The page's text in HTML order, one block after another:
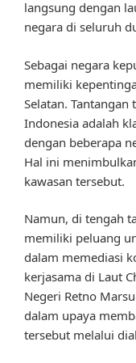
langsung dengan
negara di seluruh
Sebagai negara
memiliki
Selatan.
Indonesia adalah
dengan beberapa
Hal ini
kawasan tersebut.
Namun, di tengah
memiliki peluang
dalam memediasi
kerjasama di Laut
Negeri Retno
dalam upaya
tersebut melalui